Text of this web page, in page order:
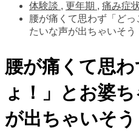
体験談 , 更年期 , 痛み症
腰が痛くて思わず「ど
たいな声が出ちゃいそう
腰が痛くて思
ょ！」とお婆
が出ちゃいそう